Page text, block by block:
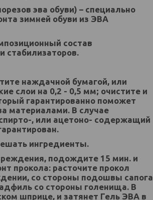
эва обуви) – специально
зимней обуви из ЭВА
состав
стабилизаторов.
наждачной бумагой, или
слои на 0,2 - 0,5 мм; очистите и
гарантированно поможет
материалами. В случае
, или ацетоно- содержащий
ингредиенты.
подождите 15 мин. и
прокола: расточите прокол
со стороны подошвы сапога
со стороны голенища. В
шприце, и затянет Гель ЭВА в